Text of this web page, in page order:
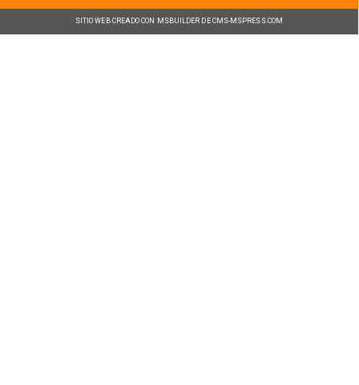
SITIO WEB CREADO CON MSBUILDER DE CMS-MSPRESS.COM